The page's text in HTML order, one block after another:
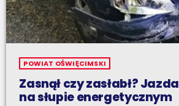
POWIAT OŚWIĘCIMSKI
Zasnął czy zasłabł?
na słupie energetycznym